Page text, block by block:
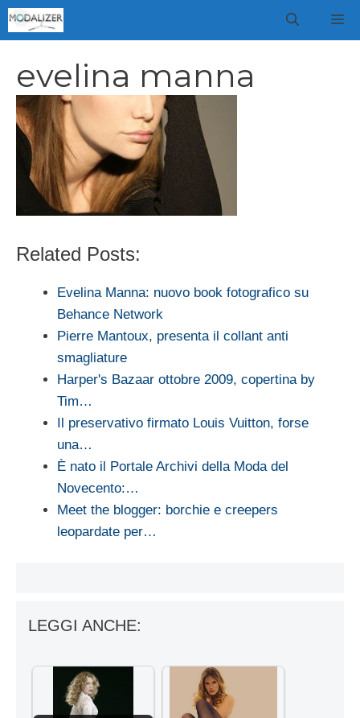
Vai
al
evelina manna
Related Posts:
Evelina Manna: nuovo book fotografico su
Behance Network
Pierre Mantoux, presenta il collant anti
smagliature
Harper's Bazaar ottobre 2009, copertina by
Tim…
Il preservativo firmato Louis Vuitton, forse
una…
È nato il Portale Archivi della Moda del
Novecento:…
Meet the blogger: borchie e creepers
leopardate per…
LEGGI ANCHE: